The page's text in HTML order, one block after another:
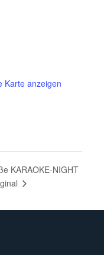
Karte anzeigen
KARAOKE-NIGHT